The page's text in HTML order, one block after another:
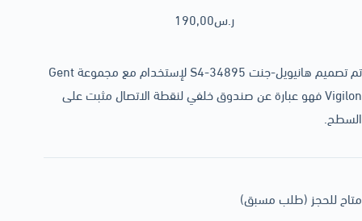
190,00ر.س
تم تصميم هانيويل-جنت S4-34895 لإستخدام مع مجموعة Gent
Vigilon فهو عبارة عن صندوق خلفي لنقطة الاتصال مثبت على
السطح.
متاح للحجز (طلب مسبق)